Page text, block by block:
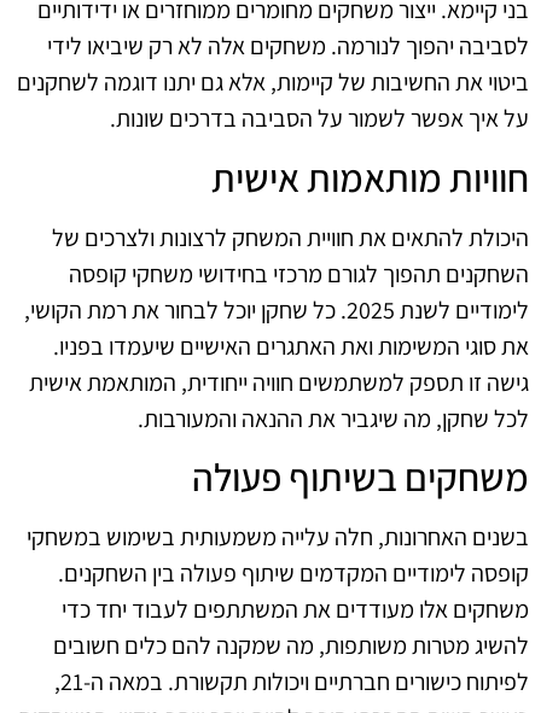
בני קיימא. ייצור משחקים מחומרים ממוחזרים או ידידותיים
לסביבה יהפוך לנורמה. משחקים אלה לא רק שיביאו לידי
ביטוי את החשיבות של קיימות, אלא גם יתנו דוגמה לשחקנים
על איך אפשר לשמור על הסביבה בדרכים שונות.
חוויות מותאמות אישית
היכולת להתאים את חוויית המשחק לרצונות ולצרכים של
השחקנים תהפוך לגורם מרכזי בחידושי משחקי קופסה
לימודיים לשנת 2025. כל שחקן יוכל לבחור את רמת הקושי,
את סוגי המשימות ואת האתגרים האישיים שיעמדו בפניו.
גישה זו תספק למשתמשים חוויה ייחודית, המותאמת אישית
לכל שחקן, מה שיגביר את ההנאה והמעורבות.
משחקים בשיתוף פעולה
בשנים האחרונות, חלה עלייה משמעותית בשימוש במשחקי
קופסה לימודיים המקדמים שיתוף פעולה בין השחקנים.
משחקים אלו מעודדים את המשתתפים לעבוד יחד כדי
להשיג מטרות משותפות, מה שמקנה להם כלים חשובים
לפיתוח כישורים חברתיים ויכולות תקשורת. במאה ה-21,